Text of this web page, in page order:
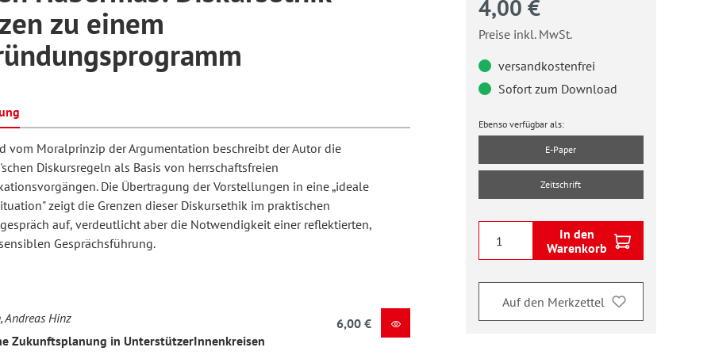
Schule und Unterricht
Arbeit
und Unterrichtsforschung
und
Erwachsenenbildung
Forum
für
zu einem
vom Moralprinzip der Argumentation beschreibt der Autor die
Diskursregeln als Basis von herrschaftsfreien
Die Übertragung der Vorstellungen in eine „ideale
zeigt die Grenzen dieser Diskursethik im praktischen
auf, verdeutlicht aber die Notwendigkeit einer reflektierten,
Gesprächsführung.
Andreas Hinz
Zukunftsplanung in UnterstützerInnenkreisen
6,00 €
4,00 €
Preise inkl. MwSt.
versandkostenfrei
Sofort zum Download
Ebenso verfügbar als:
E-Paper
Zeitschrift
In den
Warenkorb
Auf den Merkzettel